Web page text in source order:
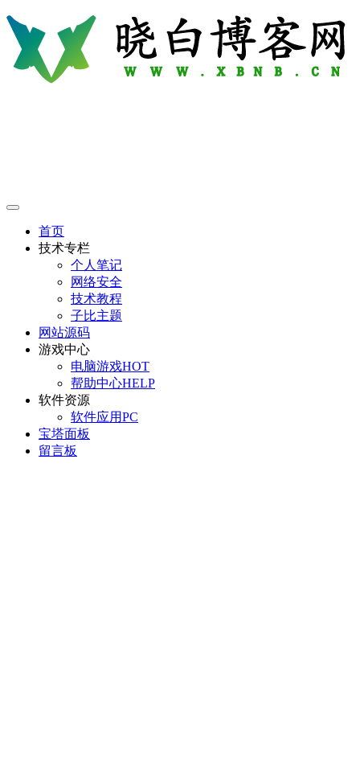
首页
技术专栏
个人笔记
网络安全
技术教程
子比主题
网站源码
游戏中心
电脑游戏HOT
帮助中心HELP
软件资源
软件应用PC
宝塔面板
留言板